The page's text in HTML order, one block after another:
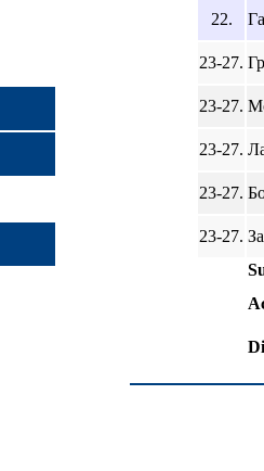
22.
23-27.
23-27.
23-27.
23-27.
23-27.